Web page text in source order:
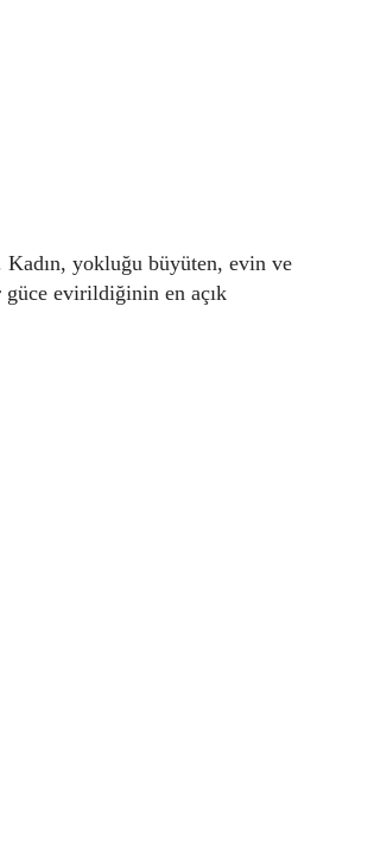
yokluğu büyüten, evin ve
güce evirildiğinin en açık